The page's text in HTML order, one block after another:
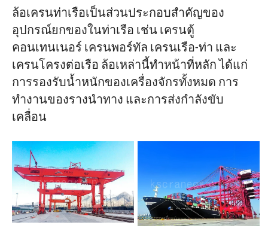
ล้อเครนท่าเรือเป็นส่วนประกอบสำคัญของ
อุปกรณ์ยกของในท่าเรือ เช่น เครนตู้
คอนเทนเนอร์ เครนพอร์ทัล เครนเรือ-ท่า และ
เครนโครงต่อเรือ ล้อเหล่านี้ทำหน้าที่หลัก ได้แก่
การรองรับน้ำหนักของเครื่องจักรทั้งหมด การ
ทำงานของรางนำทาง และการส่งกำลังขับ
เคลื่อน